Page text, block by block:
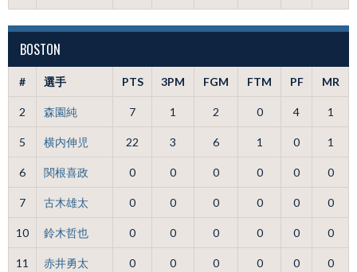
BOSTON
# 選手 PTS 3PM FGM FTM PF MR
2 森園純 7 1 2 0 4 1
5 横内伸児 22 3 6 1 0 1
6 関根喜政 0 0 0 0 0 0
7 古木雄太 0 0 0 0 0 0
10 鈴木哲也 0 0 0 0 0 0
11 赤井勇太 0 0 0 0 0 0